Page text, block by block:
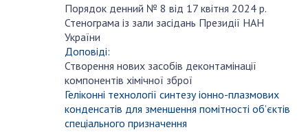
Порядок денний № 8 від 17 квітня 2024 р.
Стенограма із зали засідань Президії НАН
України
Доповіді:
Створення нових засобів деконтамінації
компонентів хімічної зброї
Геліконні технології синтезу іонно-плазмових
конденсатів для зменшення помітності об’єктів
спеціального призначення